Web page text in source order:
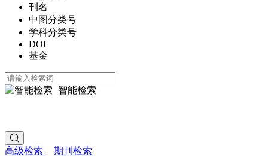
刊名
中图分类号
学科分类号
DOI
基金
智能检索
高级检索 期刊检索